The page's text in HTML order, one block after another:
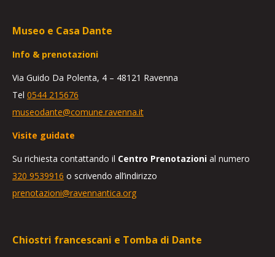
Museo e Casa Dante
Info & prenotazioni
Via Guido Da Polenta, 4 – 48121 Ravenna
Tel 0544 215676
museodante@comune.ravenna.it
Visite guidate
Su richiesta contattando il Centro Prenotazioni al numero
320 9539916 o scrivendo all’indirizzo
prenotazioni@ravennantica.org
Chiostri francescani e Tomba di Dante